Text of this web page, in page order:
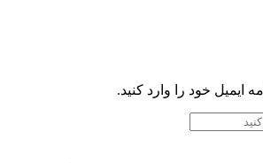
ایمیل خود را وارد کنید.